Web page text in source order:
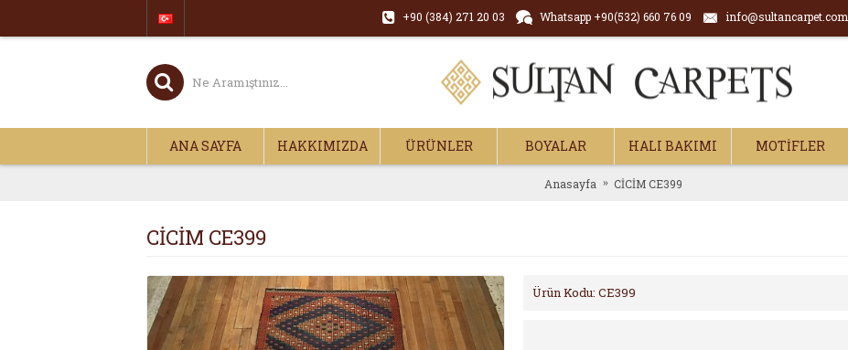
+90 (384) 271 20 03 Whatsapp +90(532) 660 76 09 info@sultancarpet.com
ANA SAYFA HAKKIMIZDA ÜRÜNLER BOYALAR HALI BAKIMI MOTİFLER
Anasayfa CİCİM CE399
CİCİM CE399
Ürün Kodu: CE399